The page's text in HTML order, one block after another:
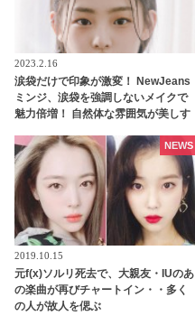
2023.2.16
涙袋だけで印象が激変！ NewJeans
ミンジ、涙袋を強調しないメイクで
魅力倍増！ 自然体な雰囲気が美しす
2019.10.15
元f(x)ソルリ死去で、大親友・IUのあ
の楽曲が再びチャートイン・・多く
の人が故人を偲ぶ
NEWS